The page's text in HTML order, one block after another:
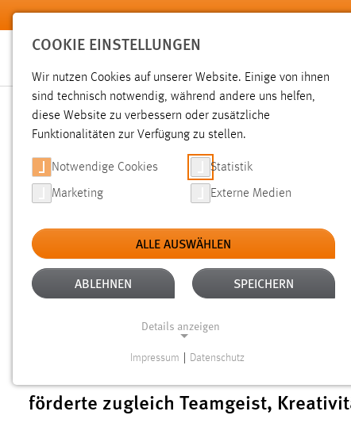
Zum Hauptinhalt springen
Sie sind hier:
Hochschule Aktuelles News der OTH Amberg-Weiden
SUMMER SCHOOL 2025:
01.07.2025
Eine Woche lang wurde der Campus
Geschichtspark Bärnau-Tachov
praxisnahes Lernen: Die dritte
Sustainability“ (ISSS) ermöglichte
intensive Einblicke in aktuelle
förderte zugleich Teamgeist,
COOKIE EINSTELLUNGEN
Wir nutzen Cookies auf unserer Website. Einige von ihnen
sind technisch notwendig, während andere uns helfen,
diese Website zu verbessern oder zusätzliche
Funktionalitäten zur Verfügung zu stellen.
Notwendige Cookies Statistik
Marketing Externe Medien
ALLE AUSWÄHLEN
ABLEHNEN SPEICHERN
Details anzeigen
Notwendige Cookies ermöglichen grundlegende
Funktionen und sind für die einwandfreie Funktion der
Impressum Datenschutz